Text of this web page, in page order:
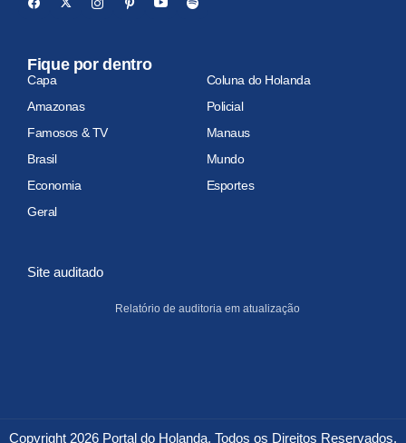
Fique por dentro
Capa
Coluna do Holanda
Amazonas
Policial
Famosos & TV
Manaus
Brasil
Mundo
Economia
Esportes
Geral
Site auditado
Relatório de auditoria em atualização
Copyright 2026 Portal do Holanda. Todos os Direitos Reservados.